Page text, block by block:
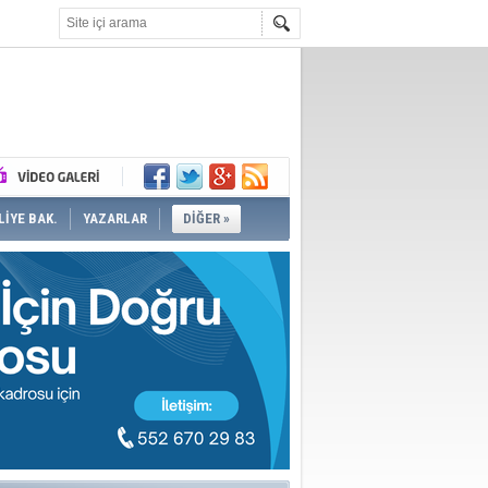
BAK. YAZARLAR DİĞER »